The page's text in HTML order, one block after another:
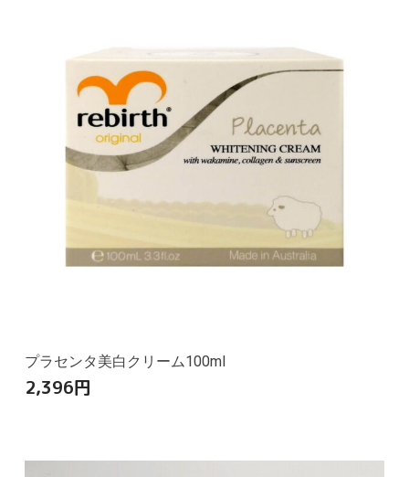
プラセンタ美白クリーム100ml
2,396円